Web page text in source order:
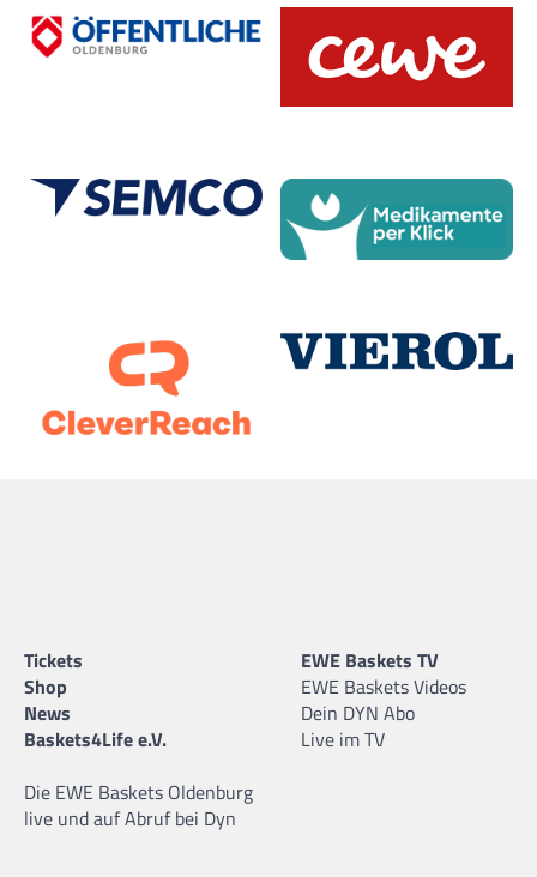
Tickets
Shop
News
Baskets4Life e.V.
Die EWE Baskets Oldenburg
live und auf Abruf bei Dyn
EWE Baskets TV
EWE Baskets Videos
Dein DYN Abo
Live im TV